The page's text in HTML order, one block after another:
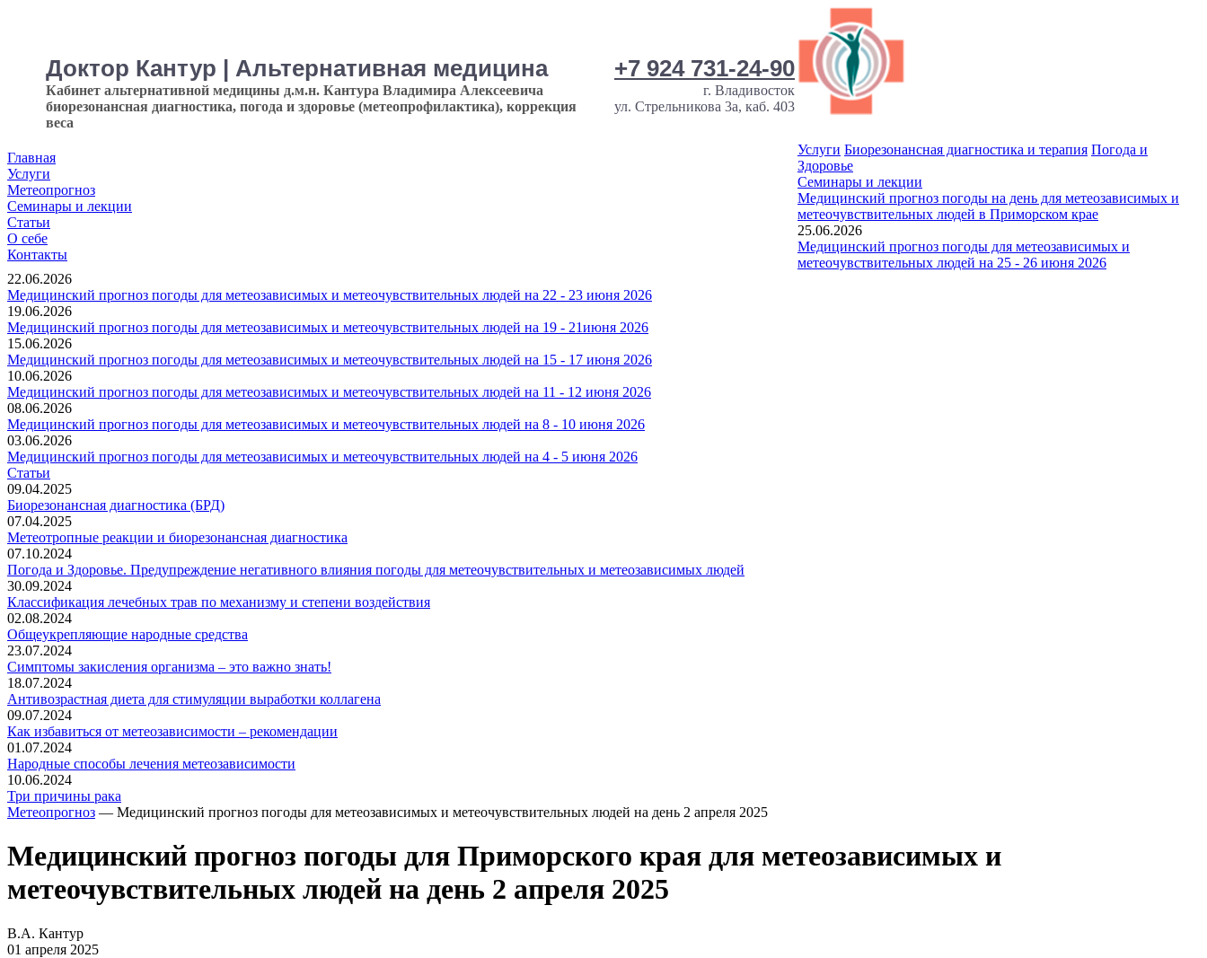
Доктор Кантур | Альтернативная медицина
Кабинет альтернативной медицины д.м.н. Кантура Владимира Алексеевича
биорезонансная диагностика, погода и здоровье (метеопрофилактика), коррекция
веса
+7 924 731-24-90
г. Владивосток
ул. Стрельникова 3а, каб. 403
Главная
Услуги
Метеопрогноз
Семинары и лекции
Статьи
О себе
Контакты
Услуги Биорезонансная диагностика и терапия Погода и
Здоровье
Семинары и лекции
Медицинский прогноз погоды на день для метеозависимых и
метеочувствительных людей в Приморском крае
25.06.2026
Медицинский прогноз погоды для метеозависимых и
метеочувствительных людей на 25 - 26 июня 2026
22.06.2026
Медицинский прогноз погоды для метеозависимых и метеочувствительных людей на 22 - 23 июня 2026
19.06.2026
Медицинский прогноз погоды для метеозависимых и метеочувствительных людей на 19 - 21июня 2026
15.06.2026
Медицинский прогноз погоды для метеозависимых и метеочувствительных людей на 15 - 17 июня 2026
10.06.2026
Медицинский прогноз погоды для метеозависимых и метеочувствительных людей на 11 - 12 июня 2026
08.06.2026
Медицинский прогноз погоды для метеозависимых и метеочувствительных людей на 8 - 10 июня 2026
03.06.2026
Медицинский прогноз погоды для метеозависимых и метеочувствительных людей на 4 - 5 июня 2026
Статьи
09.04.2025
Биорезонансная диагностика (БРД)
07.04.2025
Метеотропные реакции и биорезонансная диагностика
07.10.2024
Погода и Здоровье. Предупреждение негативного влияния погоды для метеочувствительных и метеозависимых людей
30.09.2024
Классификация лечебных трав по механизму и степени воздействия
02.08.2024
Общеукрепляющие народные средства
23.07.2024
Симптомы закисления организма – это важно знать!
18.07.2024
Антивозрастная диета для стимуляции выработки коллагена
09.07.2024
Как избавиться от метеозависимости – рекомендации
01.07.2024
Народные способы лечения метеозависимости
10.06.2024
Три причины рака
Метеопрогноз — Медицинский прогноз погоды для метеозависимых и метеочувствительных людей на день 2 апреля 2025
Медицинский прогноз погоды для Приморского края для метеозависимых и
метеочувствительных людей на день 2 апреля 2025
В.А. Кантур
01 апреля 2025